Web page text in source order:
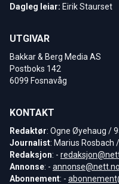
Dagleg leiar: Eirik Staurset
UTGIVAR
Bakkar & Berg Media AS
Postboks 142
6099 Fosnavåg
KONTAKT
Redaktør: Ogne Øyehaug /
Journalist: Marius Rosbach
Redaksjon: -
Annonse: - annonse@nett.no
Abonnement: -